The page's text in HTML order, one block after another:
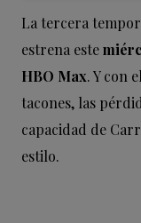
La tercera
estrena este
HBO Max. Y con
tacones, las
capacidad de
estilo.